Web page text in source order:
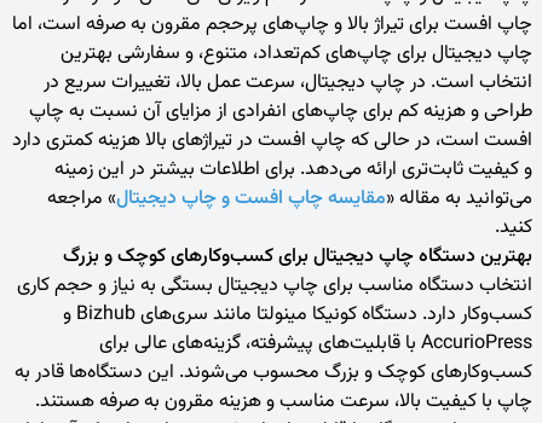
چاپ افست برای تیراژ بالا و چاپ‌های پرحجم مقرون به صرفه است، اما
چاپ دیجیتال برای چاپ‌های کم‌تعداد، متنوع، و سفارشی بهترین
انتخاب است. در چاپ دیجیتال، سرعت عمل بالا، تغییرات سریع در
طراحی و هزینه کم برای چاپ‌های انفرادی از مزایای آن نسبت به چاپ
افست است، در حالی که چاپ افست در تیراژهای بالا هزینه کمتری دارد
و کیفیت ثابت‌تری ارائه می‌دهد. برای اطلاعات بیشتر در این زمینه
می‌توانید به مقاله «مقایسه چاپ افست و چاپ دیجیتال» مراجعه
کنید.
بهترین دستگاه‌ چاپ دیجیتال برای کسب‌وکارهای کوچک و بزرگ
انتخاب دستگاه مناسب برای چاپ دیجیتال بستگی به نیاز و حجم کاری
کسب‌وکار دارد. دستگاه‌ کونیکا مینولتا مانند سری‌های Bizhub و
AccurioPress با قابلیت‌های پیشرفته، گزینه‌های عالی برای
کسب‌وکارهای کوچک و بزرگ محسوب می‌شوند. این دستگاه‌ها قادر به
چاپ با کیفیت بالا، سرعت مناسب و هزینه مقرون به صرفه هستند.